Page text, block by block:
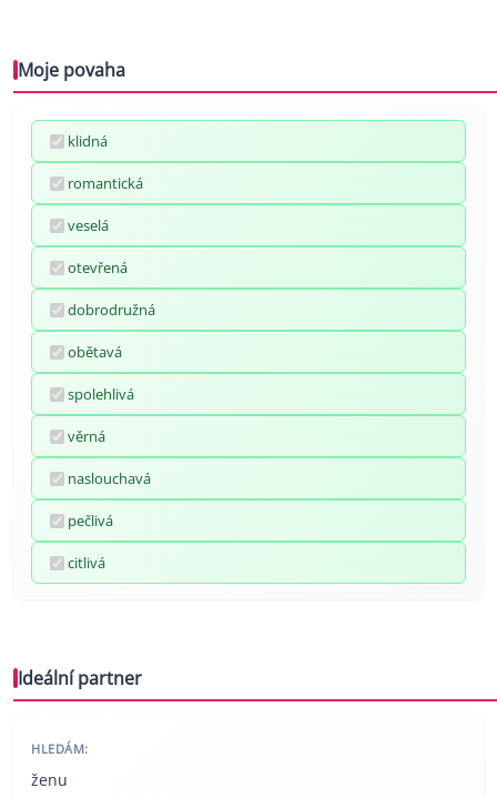
Moje povaha
klidná
romantická
veselá
otevřená
dobrodružná
obětavá
spolehlivá
věrná
naslouchavá
pečlivá
citlivá
Ideální partner
HLEDÁM:
ženu